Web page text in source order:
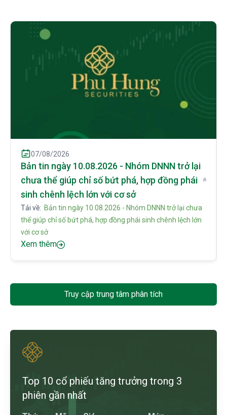
07/08/2026
Bản tin ngày 10.08.2026 - Nhóm DNNN trở lại
chưa thể giúp chỉ số bứt phá, hợp đồng phái
sinh chênh lệch lớn với cơ sở
Tải về: Bản tin ngày 10.08.2026 - Nhóm DNNN trở lại chưa
thể giúp chỉ số bứt phá, hợp đồng phái sinh chênh lệch lớn
với cơ sở
Xem thêm
Truy cập trung tâm phân tích
Top 10 cổ phiếu tăng trưởng trong 3
phiên gần nhất